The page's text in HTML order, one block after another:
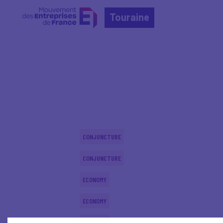
Touraine
CONJUNCTURE
CONJUNCTURE
ECONOMY
ECONOMY